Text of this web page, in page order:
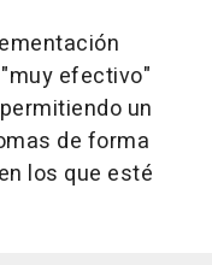
efectivo"
un
de forma
los que esté